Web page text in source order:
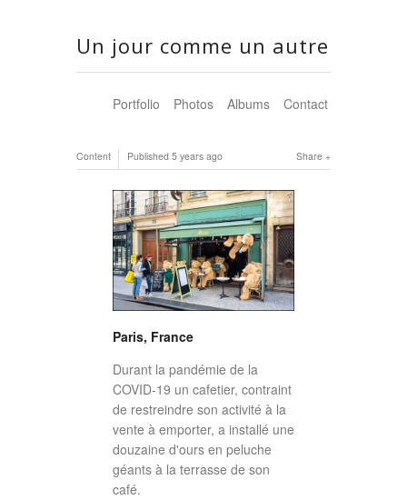
Un jour comme un autre
Portfolio Photos Albums Contact
Share
Content Published 5 years ago
Paris, France
Durant la pandémie de la
COVID-19 un cafetier, contraint
de restreindre son activité à la
vente à emporter, a installé une
douzaine d'ours en peluche
géants à la terrasse de son
café.